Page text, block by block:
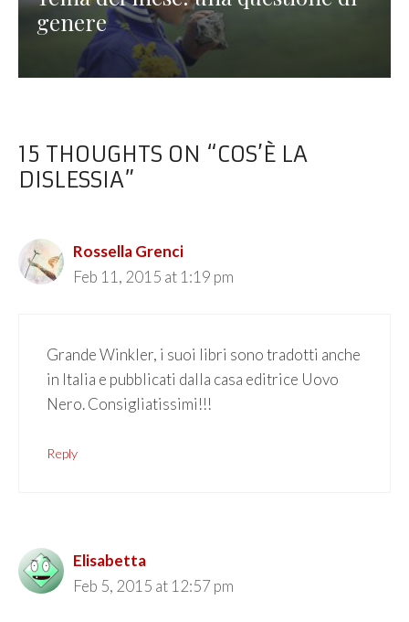
genere
15 THOUGHTS ON “COS’È LA
DISLESSIA”
Rossella Grenci
Feb 11, 2015 at 1:19 pm
Grande Winkler, i suoi libri sono tradotti anche
in Italia e pubblicati dalla casa editrice Uovo
Nero. Consigliatissimi!!!
Reply
Elisabetta
Feb 5, 2015 at 12:57 pm